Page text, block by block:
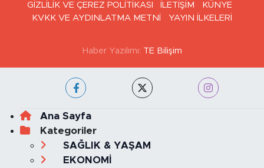
GİZLİLİK VE ÇEREZ POLİTİKASI İLETİŞİM
KÜNYE
KVKK VE AYDINLATMA METNİ
YAYIN İLKELERİ
Haber Yazılımı: TE Bilişim
Ana Sayfa
Kategoriler
SAĞLIK & YAŞAM
EKONOMİ